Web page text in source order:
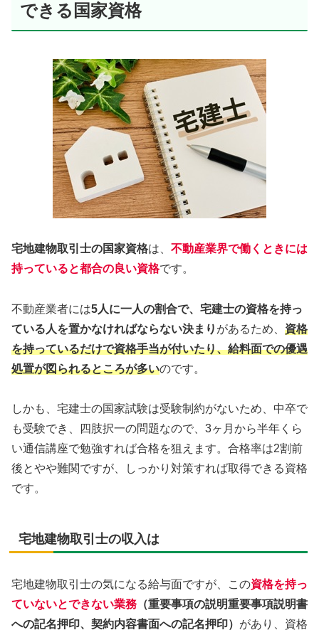
できる国家資格
宅地建物取引士の国家資格は、 不動産業界で働くときには
持っていると都合の良い資格です。
不動産業者には5人に一人の割合で、宅建士の資格を持っ
ている人を置かなければならない決まり があるため、 資格
を持っているだけで資格手当が付いたり、給料面での優遇
処置が図られるところが多いのです。
しかも、宅建士の国家試験は受験制約がないため、中卒で
も受験でき、四肢択一の問題なので、3ヶ月から半年くら
い通信講座で勉強すれば合格を狙えます。合格率は2割前
後とやや難関ですが、しっかり対策すれば取得できる資格
です。
宅地建物取引士の収入は
宅地建物取引士の気になる給与面ですが、この資格を持っ
ていないとできない業務 （重要事項の説明重要事項説明書
への記名押印、契約内容書面への記名押印） があり、資格